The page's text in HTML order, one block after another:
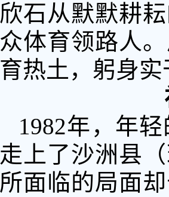
欣石从默默耕
众体育领路人
育热土，躬身
1982年，年
走上了沙洲县
所面临的局面